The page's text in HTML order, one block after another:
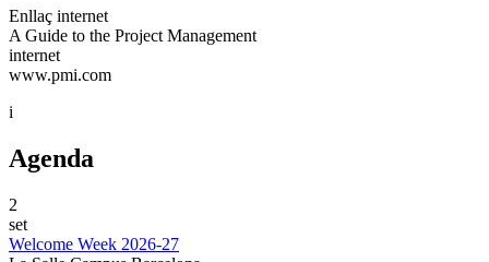
Enllaç internet
A Guide to the Project Management
internet
www.pmi.com
i
Agenda
2
set
Welcome Week 2026-27